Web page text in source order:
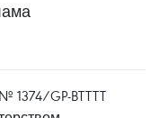
GP-BTTTT